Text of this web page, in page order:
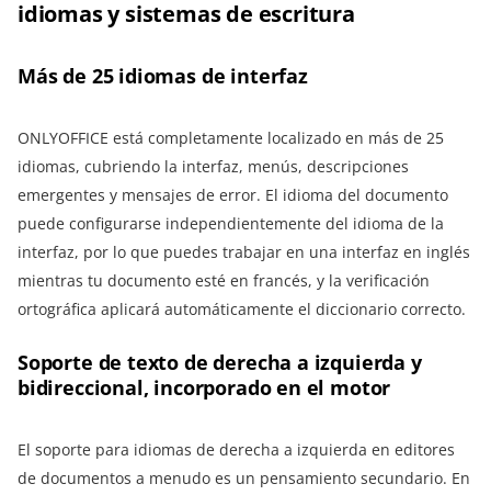
idiomas y sistemas de escritura
Más de 25 idiomas de interfaz
ONLYOFFICE está completamente localizado en más de 25
idiomas, cubriendo la interfaz, menús, descripciones
emergentes y mensajes de error. El idioma del documento
puede configurarse independientemente del idioma de la
interfaz, por lo que puedes trabajar en una interfaz en inglés
mientras tu documento esté en francés, y la verificación
ortográfica aplicará automáticamente el diccionario correcto.
Soporte de texto de derecha a izquierda y
bidireccional, incorporado en el motor
El soporte para idiomas de derecha a izquierda en editores
de documentos a menudo es un pensamiento secundario. En